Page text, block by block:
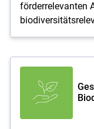
förderrelevanten